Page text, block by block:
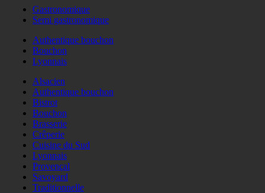
Gastronomique
Semi gastronomique
Authentique bouchon
Bouchon
Lyonnais
Alsacien
Authentique bouchon
Bistrot
Bouchon
Brasserie
Crêperie
Cuisine du Sud
Lyonnais
Provençal
Savoyard
Traditionnelle